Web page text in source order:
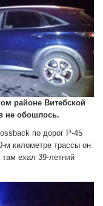
районе Витебской
не обошлось.
по дорог Р-45
м километре трассы он
ехал 39-летний